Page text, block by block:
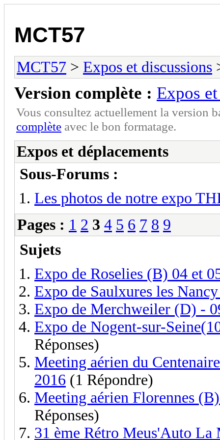
MCT57
MCT57 > Expos et discussions
Version complète : Expos
Vous consultez actuellement la version
complète avec le bon formatage.
Expos et déplacements
Sous-Forums :
Les photos de notre expo
Pages : 1 2 3 4 5 6 7 8 9
Sujets
Expo de Roselies (B) 04 et
Expo de Saulxures les
Expo de Merchweiler (D) -
Expo de Nogent-sur-
Réponses)
Meeting aérien du
2016 (1 Répondre)
Meeting aérien Florennes
Réponses)
31 ème Rétro Meus'Auto